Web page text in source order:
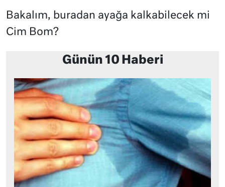
Bakalım, buradan ayağa kalkabilecek mi
Cim Bom?
Günün 10 Haberi